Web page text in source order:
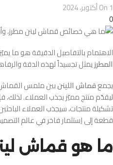
On 1 أكتوبر، 2024
0
الاهتمام بالتفاصيل الدقيقة هو ما
المطرزيمثل تجسيداً لهذه الدقة
يجمعقماش الليننبين ملمس القماش
ليقدّم منتج مميّز يجذب العملاء. لذلك،
تشكيلة منتجات، سيجذب العملاء
قطعة إلى اِستثمار فاخر في عالم
ما هو قماش